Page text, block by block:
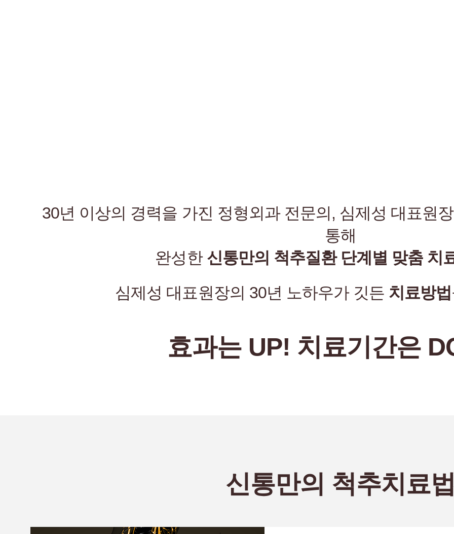
30년 이상의 경력을 가진 정형외과 전문의, 심제성 대표원
통해
완성한 신통만의 척추질환 단계별 맞춤 치
심제성 대표원장의 30년 노하우가 깃든 치료방법
효과는 UP! 치료기간은
신통만의 척추치료